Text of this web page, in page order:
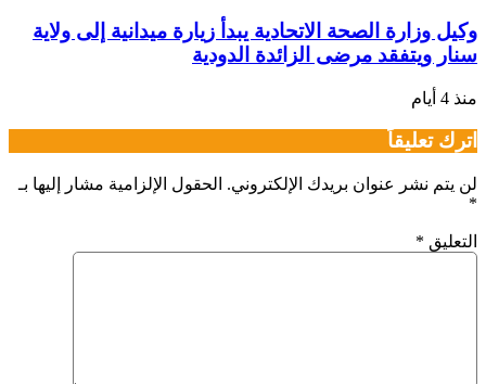
وكيل وزارة الصحة الاتحادية يبدأ زيارة ميدانية إلى ولاية
سنار ويتفقد مرضى الزائدة الدودية
منذ 4 أيام
اترك تعليقاً
لن يتم نشر عنوان بريدك الإلكتروني. الحقول الإلزامية مشار إليها بـ
*
التعليق *